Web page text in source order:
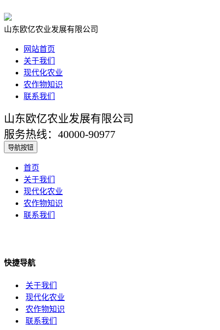
山东欧亿农业发展有限公司
网站首页
关于我们
现代化农业
农作物知识
联系我们
山东欧亿农业发展有限公司
服务热线：40000-90977
导航按钮
首页
关于我们
现代化农业
农作物知识
联系我们
快捷导航
关于我们
现代化农业
农作物知识
联系我们